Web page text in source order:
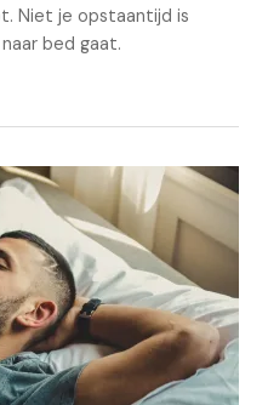
Niet je opstaantijd is
bed gaat.